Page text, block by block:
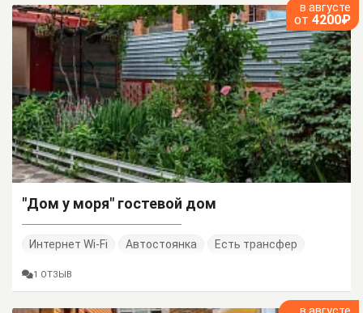
в августе
от 4200₽
"Дом у моря" гостевой дом
Интернет Wi-Fi Автостоянка Есть трансфер
1 ОТЗЫВ